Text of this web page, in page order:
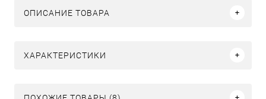
ОПИСАНИЕ ТОВАРА
ХАРАКТЕРИСТИКИ